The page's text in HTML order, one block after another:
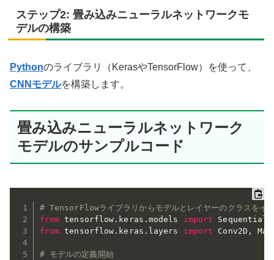
ステップ2: 畳み込みニューラルネットワークモ
デルの構築
Pythonのライブラリ（KerasやTensorFlow）を使って、
CNN モデルを構築します。
畳み込みニューラルネットワーク
モデルのサンプルコード
# TensorFlowライブラリからモデルとレイヤーのクラスをイ
from tensorflow . keras . models import
from tensorflow . keras . layers import Conv2D ,
# モデルの定義開始